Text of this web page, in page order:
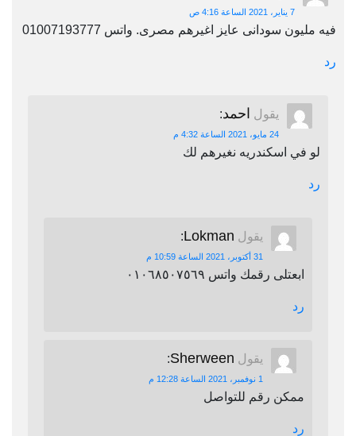
7 يناير، 2021 الساعة 4:16 ص
فيه مليون سودانى عايز اغيرهم مصرى. واتس 01007193777
رد
يقول احمد:
24 مايو، 2021 الساعة 4:32 م
لو في اسكندريه نغيرهم لك
رد
يقول Lokman
:
31 أكتوبر، 2021 الساعة 10:59 م
ابعتلى رقمك واتس ٠١٠٦٨٥٠٧٥٦٩
رد
يقول Sherween
:
1 نوفمبر، 2021 الساعة 12:28 م
ممكن رقم للتواصل
رد